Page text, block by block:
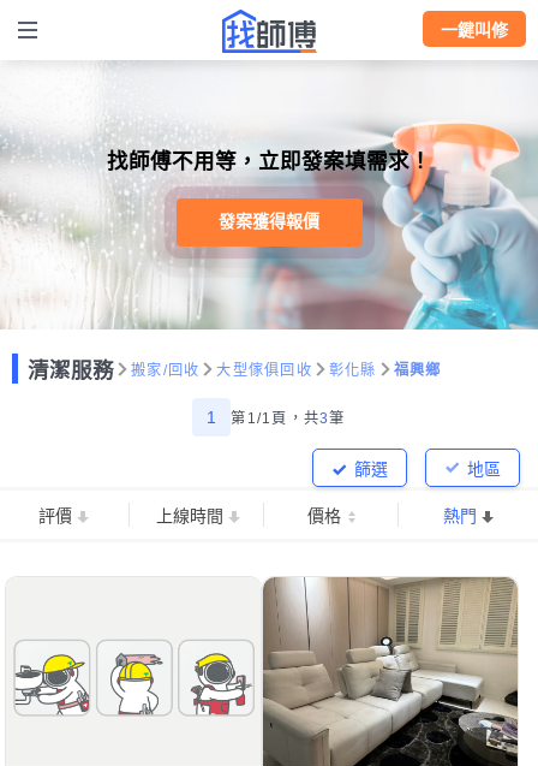
一鍵叫修
找師傅不用等，立即發案填需求！
發案獲得報價
清潔服務 搬家/回收 大型傢俱回收 彰化縣 福興鄉
1 第1/1頁， 共3筆
地區
篩選
評價 上線時間 價格 熱門